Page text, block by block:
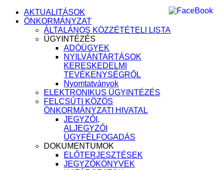
AKTUALITÁSOK
ÖNKORMÁNYZAT
ÁLTALÁNOS KÖZZÉTÉTELI LISTA
ÜGYINTÉZÉS
ADÓÜGYEK
NYILVÁNTARTÁSOK
KERESKEDELMI
TEVÉKENYSÉGRŐL
Nyomtatványok
ELEKTRONIKUS ÜGYINTÉZÉS
FELCSÚTI KÖZÖS
ÖNKORMÁNYZATI HIVATAL
JEGYZŐI,
ALJEGYZŐI
ÜGYFÉLFOGADÁS
DOKUMENTUMOK
ELŐTERJESZTÉSEK
JEGYZŐKÖNYVEK